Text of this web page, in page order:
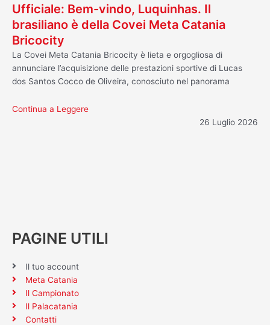
Ufficiale: Bem-vindo, Luquinhas. Il
brasiliano è della Covei Meta Catania
Bricocity
La Covei Meta Catania Bricocity è lieta e orgogliosa di
annunciare l’acquisizione delle prestazioni sportive di Lucas
dos Santos Cocco de Oliveira, conosciuto nel panorama
Continua a Leggere
26 Luglio 2026
PAGINE UTILI
Il tuo account
Meta Catania
Il Campionato
Il Palacatania
Contatti